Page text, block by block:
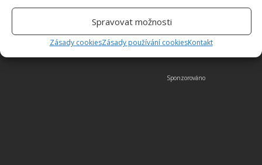
Spravovat možnosti
Zásady cookiesZásady používání cookiesKontakt
Fotografie: costainvest